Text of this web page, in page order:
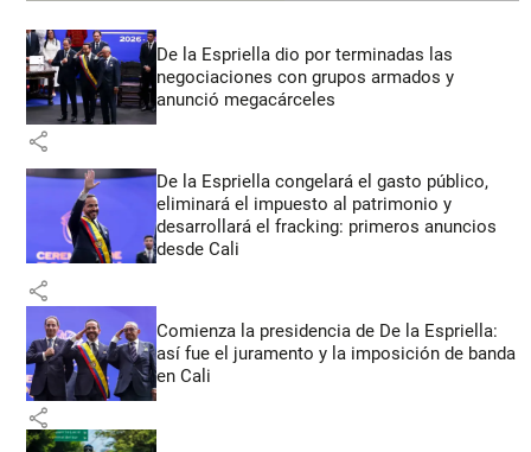
De la Espriella dio por terminadas las
negociaciones con grupos armados y
anunció megacárceles
share
De la Espriella congelará el gasto público,
eliminará el impuesto al patrimonio y
desarrollará el fracking: primeros anuncios
desde Cali
share
Comienza la presidencia de De la Espriella:
así fue el juramento y la imposición de banda
en Cali
share